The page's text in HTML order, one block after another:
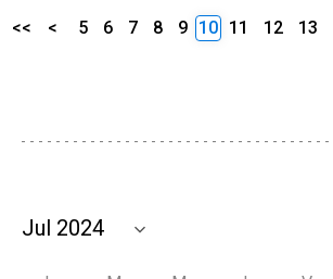
<< < 5 6 7 8 9 10 11 12 13